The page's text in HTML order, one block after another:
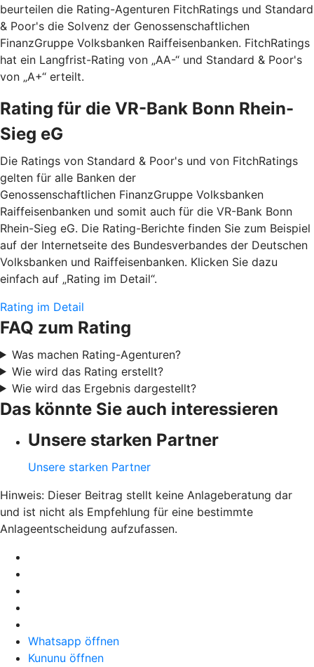
beurteilen die Rating-Agenturen FitchRatings und Standard
& Poor's die Solvenz der Genossenschaftlichen
FinanzGruppe Volksbanken Raiffeisenbanken. FitchRatings
hat ein Langfrist-Rating von „AA-“ und Standard & Poor's
von „A+“ erteilt.
Rating für die VR-Bank Bonn Rhein-
Sieg eG
Die Ratings von Standard & Poor's und von FitchRatings
gelten für alle Banken der
Genossenschaftlichen FinanzGruppe Volksbanken
Raiffeisenbanken und somit auch für die VR-Bank Bonn
Rhein-Sieg eG. Die Rating-Berichte finden Sie zum Beispiel
auf der Internetseite des Bundesverbandes der Deutschen
Volksbanken und Raiffeisenbanken. Klicken Sie dazu
einfach auf „Rating im Detail“.
Rating im Detail
FAQ zum Rating
Was machen Rating-Agenturen?
Wie wird das Rating erstellt?
Wie wird das Ergebnis dargestellt?
Das könnte Sie auch interessieren
Unsere starken Partner
Unsere starken Partner
Hinweis: Dieser Beitrag stellt keine Anlageberatung dar
und ist nicht als Empfehlung für eine bestimmte
Anlageentscheidung aufzufassen.
Whatsapp öffnen
Kununu öffnen